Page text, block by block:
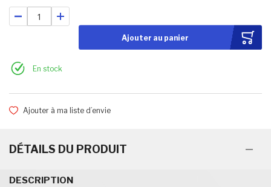
Ajouter au panier
En stock
Ajouter à ma liste d’envie
DÉTAILS DU PRODUIT
DESCRIPTION